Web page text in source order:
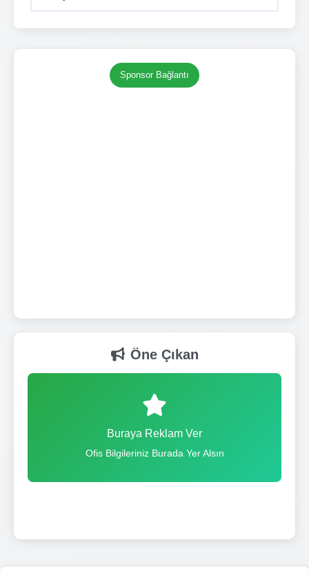
Sponsor Bağlantı
Öne Çıkan
Buraya Reklam Ver
Ofis Bilgileriniz Burada Yer Alsın